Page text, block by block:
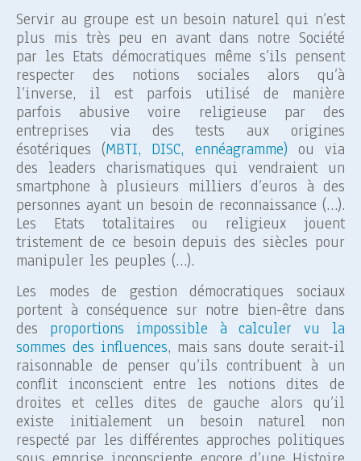
Servir au groupe est un besoin naturel qui n’est
plus mis très peu en avant dans notre Société
par les Etats démocratiques même s’ils pensent
respecter des notions sociales alors qu’à
l’inverse, il est parfois utilisé de manière
parfois abusive voire religieuse par des
entreprises via des tests aux origines
ésotériques (MBTI, DISC, ennéagramme) ou via
des leaders charismatiques qui vendraient un
smartphone à plusieurs milliers d’euros à des
personnes ayant un besoin de reconnaissance (…).
Les Etats totalitaires ou religieux jouent
tristement de ce besoin depuis des siècles pour
manipuler les peuples (…).
Les modes de gestion démocratiques sociaux
portent à conséquence sur notre bien-être dans
des proportions impossible à calculer vu la
sommes des influences, mais sans doute serait-il
raisonnable de penser qu’ils contribuent à un
conflit inconscient entre les notions dites de
droites et celles dites de gauche alors qu’il
existe initialement un besoin naturel non
respecté par les différentes approches politiques